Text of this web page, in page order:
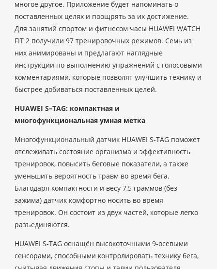
многое другое. Приложение будет напоминать о
поставленных целях и поощрять за их достижение.
Для занятий спортом и фитнесом часы HUAWEI WATCH
FIT 2 получили 97 тренировочных режимов. Семь из
них анимированы и предлагают наглядные
инструкции по выполнению упражнений с голосовыми
комментариями, которые позволят улучшить технику и
быстрее добиваться поставленных целей.
HUAWEI S–TAG: компактная и
многофункциональная умная метка
Многофункциональный датчик HUAWEI S-TAG поможет
отслеживать состояние организма и эффективность
тренировок, повысить беговые показатели, а также
уменьшить вероятность травм во время бега.
Благодаря компактности и весу 7,5 граммов (без
зажима) датчик комфортно носить во время
тренировок. Он состоит из двух частей, которые легко
разъединяются.
HUAWEI S-TAG оснащён высокоточными 9-осевыми
сенсорами, способными контролировать технику бега,